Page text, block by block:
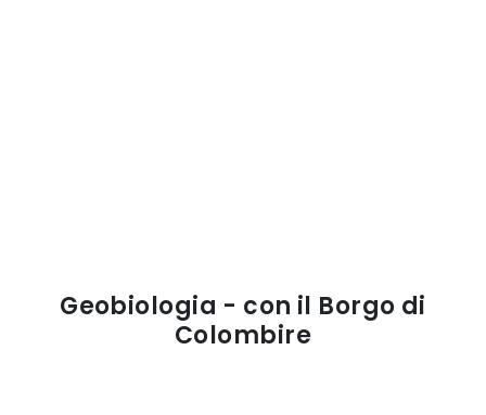
Geobiologia - con il Borgo di
Colombire